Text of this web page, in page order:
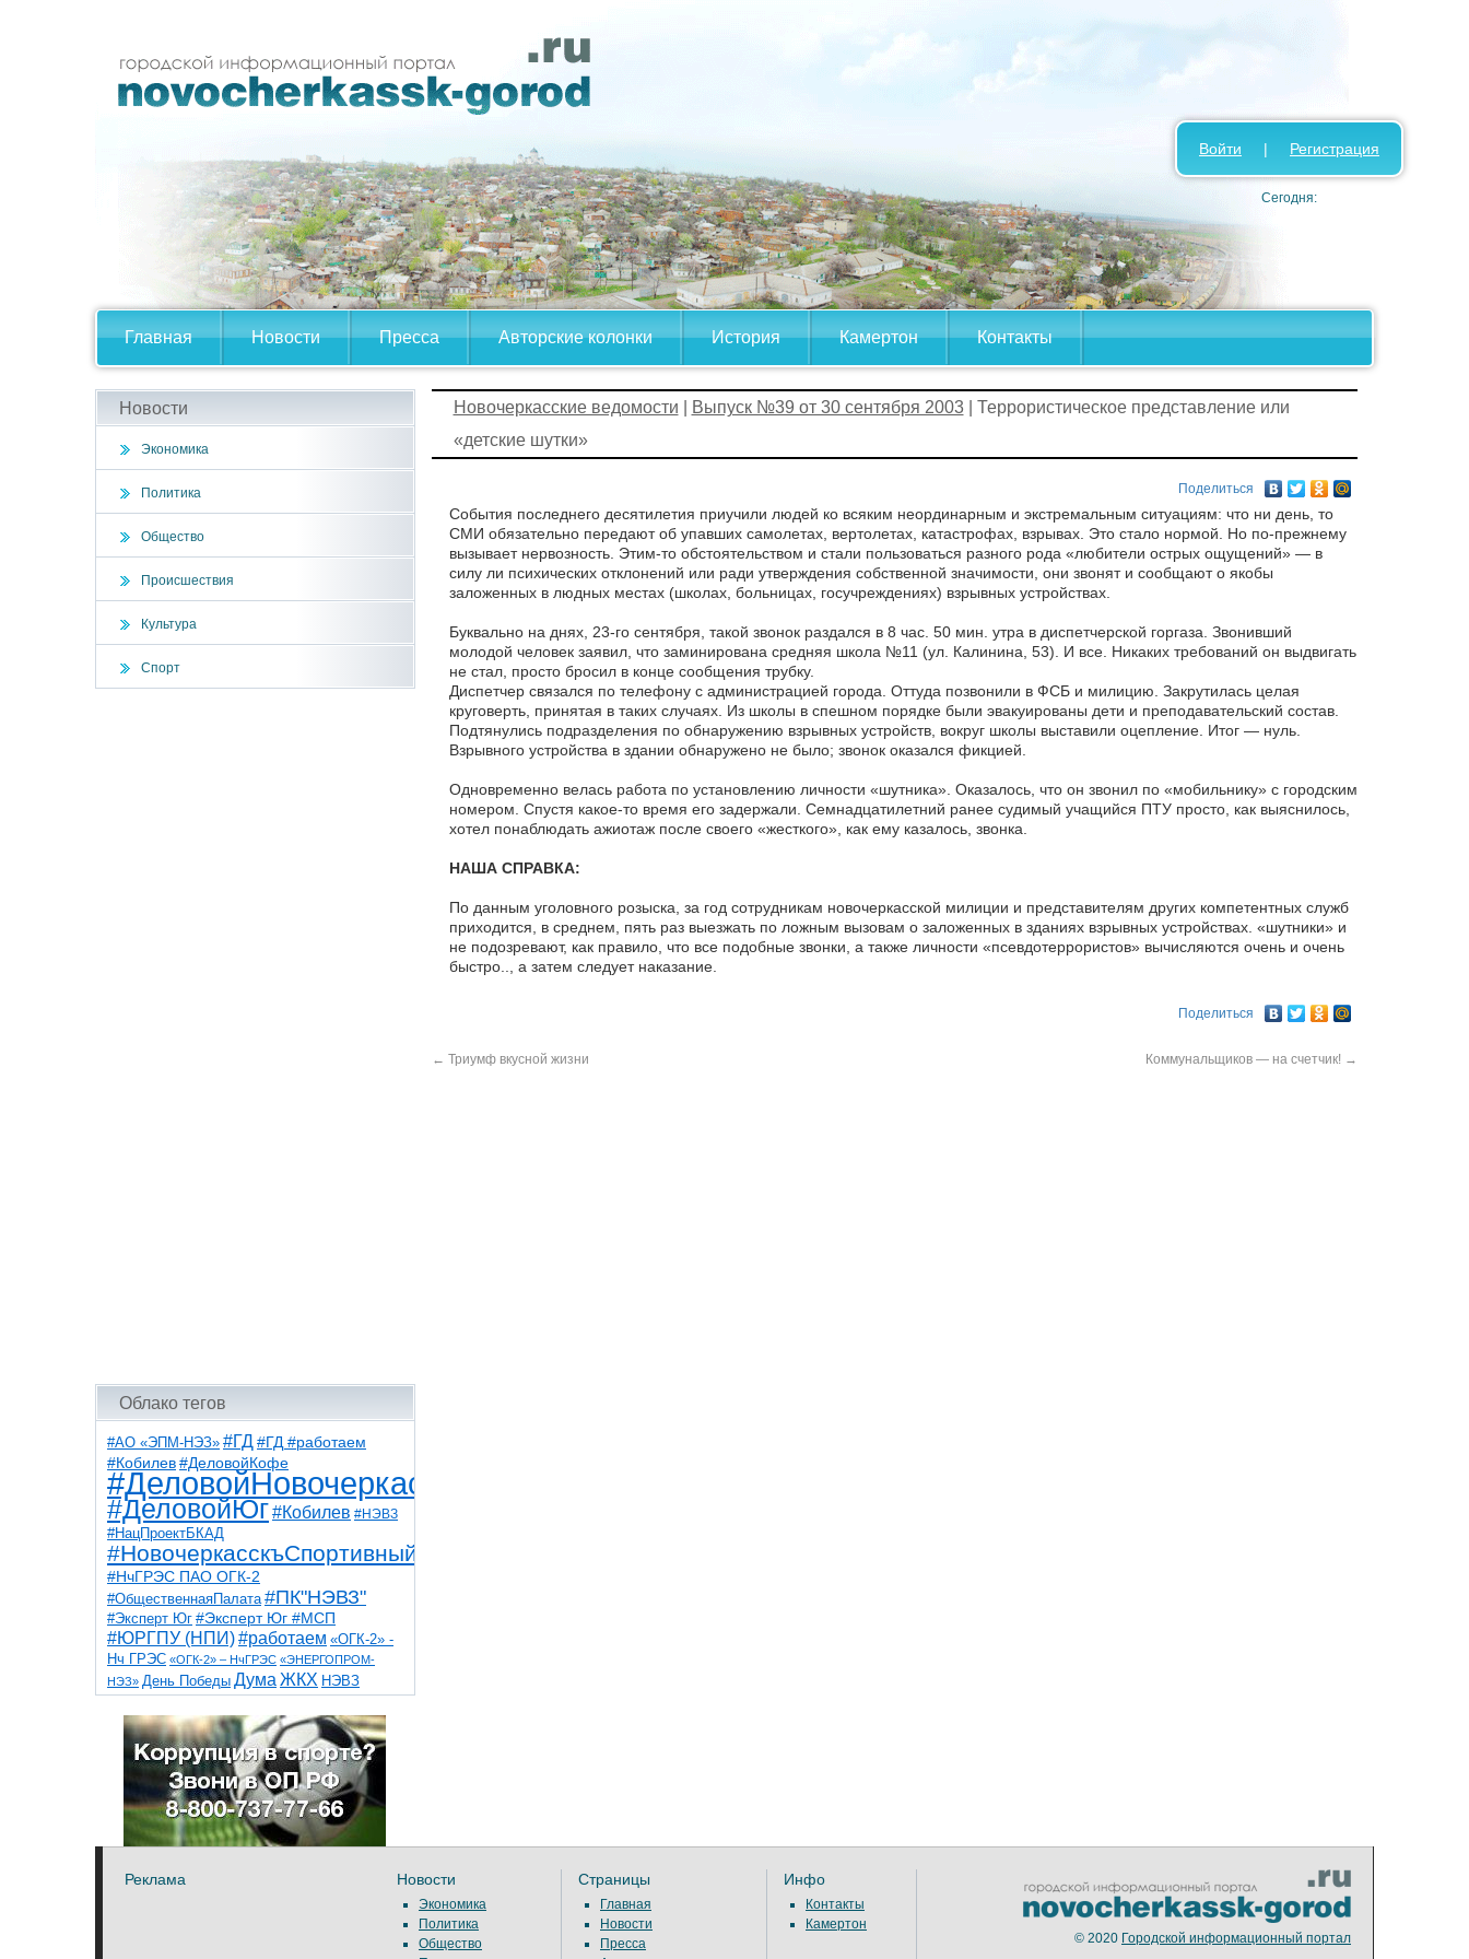
Главная Новости Пресса Авторские колонки История Камертон Контакты
Войти | Регистрация
Сегодня:
Новости
Экономика
Политика
Общество
Происшествия
Культура
Спорт
Облако тегов
#АО «ЭПМ-НЭЗ» #ГД #ГД #работаем
#Кобилев #ДеловойКофе
#ДеловойНовочеркасск
#ДеловойЮг#Кобилев #НЭВЗ
#НацПроектБКАД
#НовочеркасскъСпортивный
#НчГРЭС ПАО ОГК-2
#ОбщественнаяПалата #ПК"НЭВЗ"
#Эксперт Юг #Эксперт Юг #МСП
#ЮРГПУ (НПИ)#работаем «ОГК-2» -
Нч ГРЭС «ОГК-2» – НчГРЭС «ЭНЕРГОПРОМ-
НЭЗ» День Победы Дума ЖКХ НЭВЗ
НчГРЭС ТНТ
благоустройствоветераны выборы
детидороги казаки коррупция космос
общественная палата парк пожар роща
спорт театр транспорт художники
Новочеркасские ведомости Выпуск №39 от 30 сентября 2003| Террористическое представление или
«детские шутки»
Поделиться
События последнего десятилетия приучили людей ко всяким неординарным и экстремальным ситуациям: что ни день, то
СМИ обязательно передают об упавших самолетах, вертолетах, катастрофах, взрывах. Это стало нормой. Но по-прежнему
вызывает нервозность. Этим-то обстоятельством и стали пользоваться разного рода «любители острых ощущений» — в
силу ли психических отклонений или ради утверждения собственной значимости, они звонят и сообщают о якобы
заложенных в людных местах (школах, больницах, госучреждениях) взрывных устройствах.
Буквально на днях, 23-го сентября, такой звонок раздался в 8 час. 50 мин. утра в диспетчерской горгаза. Звонивший
молодой человек заявил, что заминирована средняя школа №11 (ул. Калинина, 53). И все. Никаких требований он выдвигать
не стал, просто бросил в конце сообщения трубку.
Диспетчер связался по телефону с администрацией города. Оттуда позвонили в ФСБ и милицию. Закрутилась целая
круговерть, принятая в таких случаях. Из школы в спешном порядке были эвакуированы дети и преподавательский состав.
Подтянулись подразделения по обнаружению взрывных устройств, вокруг школы выставили оцепление. Итог — нуль.
Взрывного устройства в здании обнаружено не было; звонок оказался фикцией.
Одновременно велась работа по установлению личности «шутника». Оказалось, что он звонил по «мобильнику» с городским
номером. Спустя какое-то время его задержали. Семнадцатилетний ранее судимый учащийся ПТУ просто, как выяснилось,
хотел понаблюдать ажиотаж после своего «жесткого», как ему казалось, звонка.
НАША СПРАВКА:
По данным уголовного розыска, за год сотрудникам новочеркасской милиции и представителям других компетентных служб
приходится, в среднем, пять раз выезжать по ложным вызовам о заложенных в зданиях взрывных устройствах. «шутники» и
не подозревают, как правило, что все подобные звонки, а также личности «псевдотеррористов» вычисляются очень и очень
быстро.., а затем следует наказание.
Поделиться
← Триумф вкусной жизни Коммунальщиков — на счетчик! →
Реклама Новости
Экономика
Политика
Общество
Страницы
Главная
Новости
Пресса
Инфо
Контакты
Камертон
© 2020 Городской информационный портал